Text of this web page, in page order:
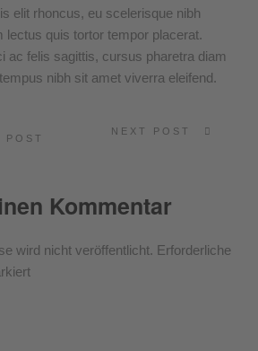
elit rhoncus, eu scelerisque nibh
lectus quis tortor tempor placerat.
ac felis sagittis, cursus pharetra diam
nibh sit amet viverra eleifend.
POST
NEXT POST
Kommentar
wird nicht veröffentlicht. Erforderliche